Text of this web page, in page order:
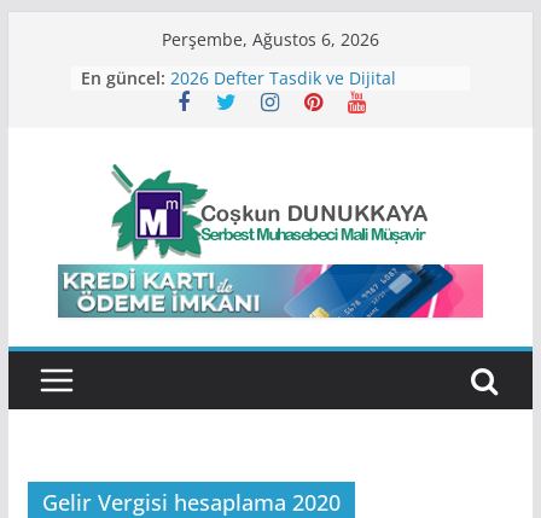
Perşembe, Ağustos 6, 2026
En güncel: 2026 Defter Tasdik ve Dijital
Dönüşüm Payı Ücretleri
2026 Yılı Varlık Barışı
SGK Borçların Tecil ve
Taksitlendirme İşlemlerinde
Değişiklik
2026 Kira Beyannamesi Ne Zaman
Verilir?
Gelir Vergisi hesaplama 2020